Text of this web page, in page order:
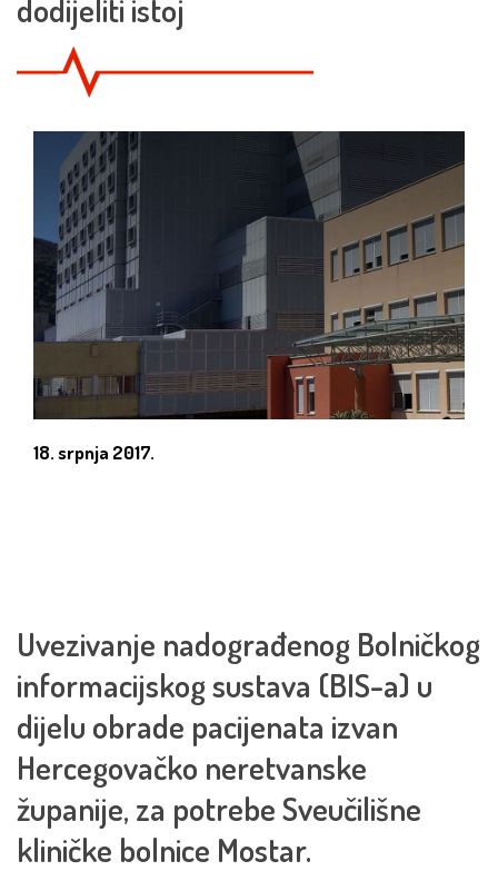
dodijeliti istoj
18. srpnja 2017.
Uvezivanje nadograđenog Bolničkog
informacijskog sustava (BIS-a) u
dijelu obrade pacijenata izvan
Hercegovačko neretvanske
županije, za potrebe Sveučilišne
kliničke bolnice Mostar.